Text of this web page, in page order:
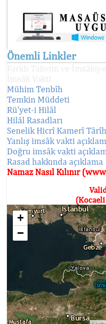
Önemli Linkler
İmsâk Vakti
Mühim Tenbîh
Temkin Müddeti
Rü'yet-i Hilâl
Hilâl Rasadları
Senelik Hicrî Kamerî
Yanlış imsâk vakti
Doğru imsâk vakti
Rasad hakkında açıklama
Namaz Nasıl Kılınır
+
−